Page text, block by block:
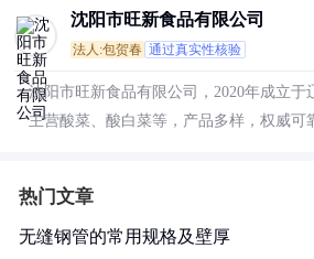
沈阳市旺新食品有限公司
法人:包贺春 通过真实性核验
沈阳市旺新食品有限公司，2020年成立于
主营酸菜、酸白菜等，产品多样，权威可
热门文章
无缝钢管的常用规格及壁厚